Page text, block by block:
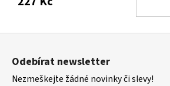
Z
Odebírat newsletter
Nezmeškejte žádné novinky či slevy!